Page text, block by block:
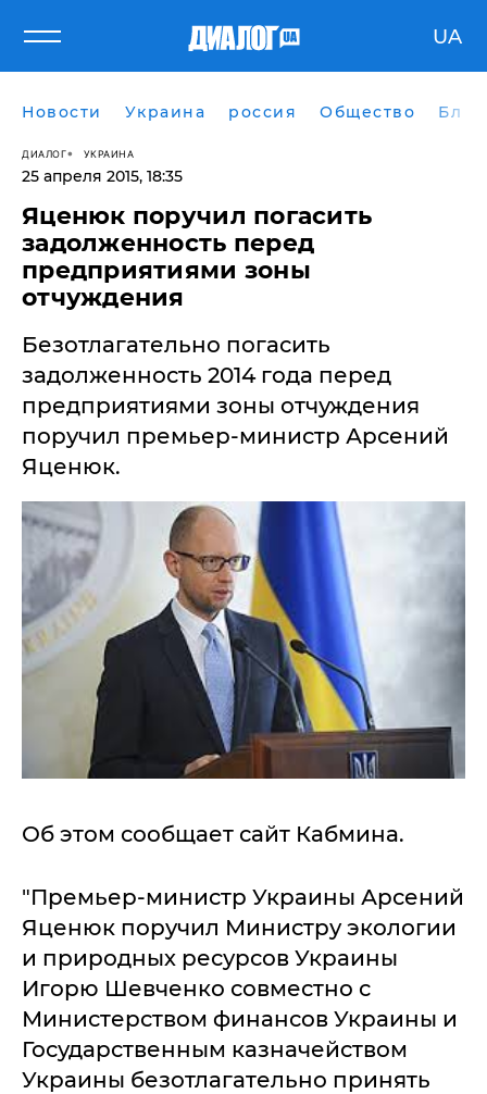
UA
Новости Украина россия Общество
ДИАЛОГ УКРАИНА
25 апреля 2015, 18:35
Яценюк поручил погасить
задолженность перед
предприятиями зоны
отчуждения
Безотлагательно погасить
задолженность 2014 года перед
предприятиями зоны отчуждения
поручил премьер-министр Арсений
Яценюк.
Об этом сообщает сайт Кабмина.
"Премьер-министр Украины Арсений
Яценюк поручил Министру экологии
и природных ресурсов Украины
Игорю Шевченко совместно с
Министерством финансов Украины и
Государственным казначейством
Украины безотлагательно принять